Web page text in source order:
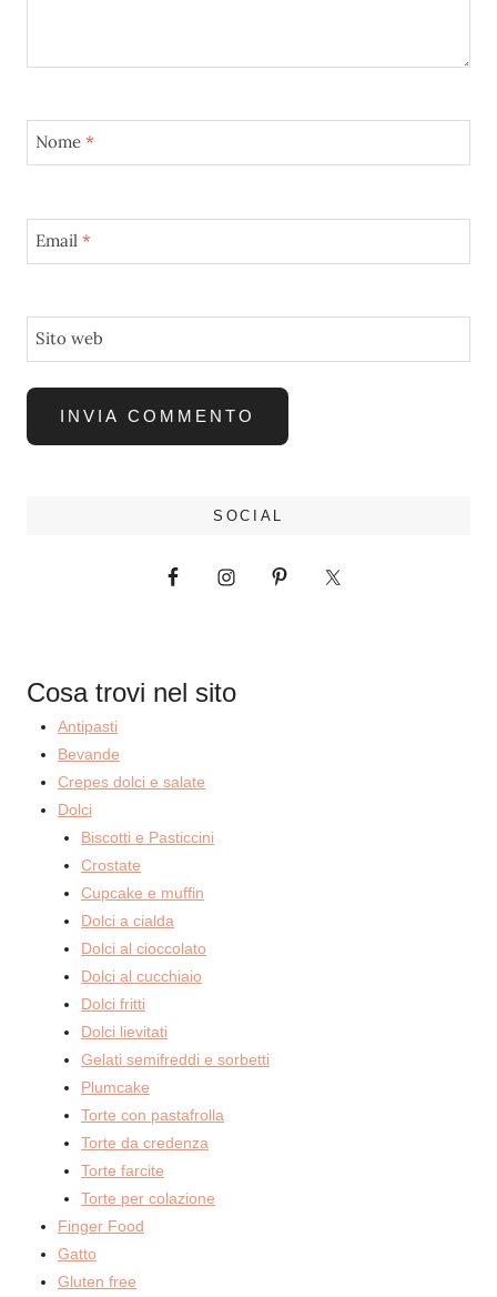
Nome *
Email *
Sito web
SOCIAL
Cosa trovi nel sito
Antipasti
Bevande
Crepes dolci e salate
Dolci
Biscotti e Pasticcini
Crostate
Cupcake e muffin
Dolci a cialda
Dolci al cioccolato
Dolci al cucchiaio
Dolci fritti
Dolci lievitati
Gelati semifreddi e sorbetti
Plumcake
Torte con pastafrolla
Torte da credenza
Torte farcite
Torte per colazione
Finger Food
Gatto
Gluten free